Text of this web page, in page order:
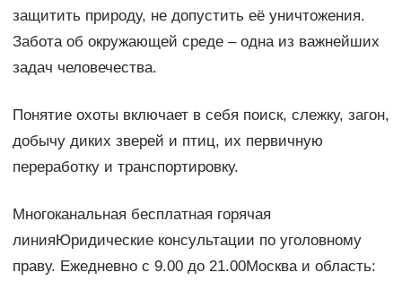
защитить природу, не допустить её уничтожения.
Забота об окружающей среде – одна из важнейших
задач человечества.
Понятие охоты включает в себя поиск, слежку, загон,
добычу диких зверей и птиц, их первичную
переработку и транспортировку.
Многоканальная бесплатная горячая
линияЮридические консультации по уголовному
праву. Ежедневно с 9.00 до 21.00Москва и область: